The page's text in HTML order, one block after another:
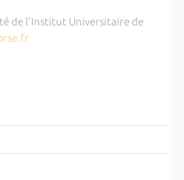
de l'Institut Universitaire de